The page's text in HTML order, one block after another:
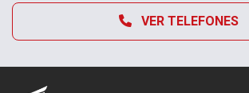
VER TELEFONES